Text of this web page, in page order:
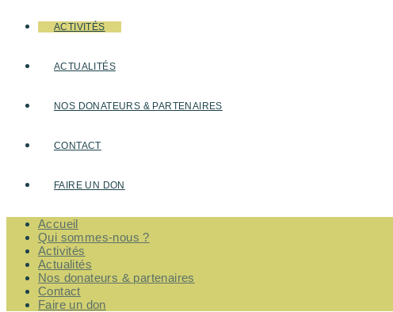
ACTIVITÉS
ACTUALITÉS
NOS DONATEURS & PARTENAIRES
CONTACT
FAIRE UN DON
Accueil
Qui sommes-nous ?
Activités
Actualités
Nos donateurs & partenaires
Contact
Faire un don